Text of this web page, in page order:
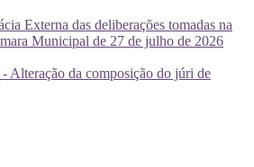
Externa das deliberações tomadas na
Municipal de 27 de julho de 2026
Alteração da composição do júri de